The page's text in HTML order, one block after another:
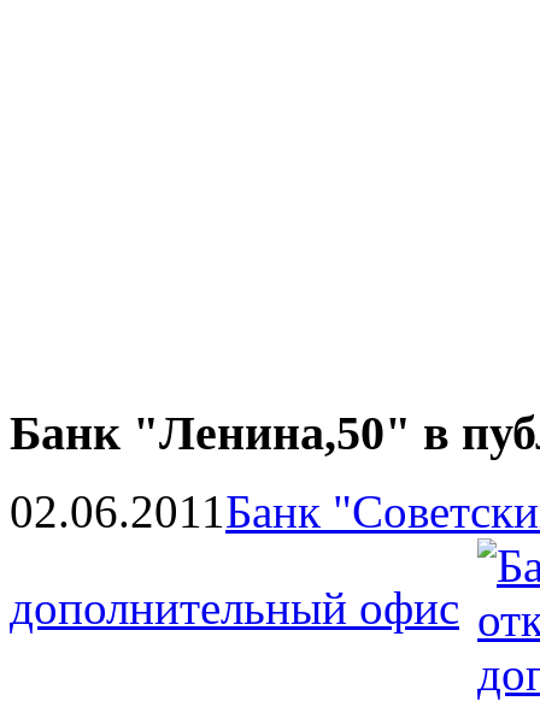
Банк "Ленина,50" в
02.06.2011Банк
дополнительный офис